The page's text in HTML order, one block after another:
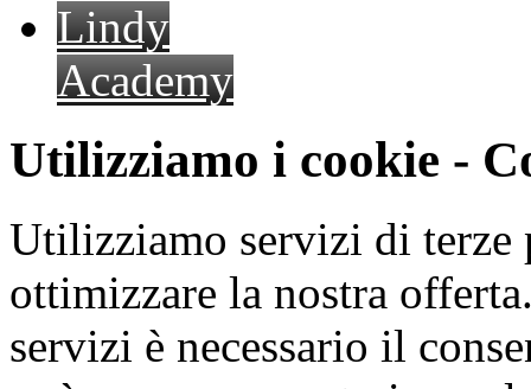
Lindy
Academy
Utilizziamo i cookie -
Utilizziamo servizi di terze
ottimizzare la nostra
servizi è necessario il